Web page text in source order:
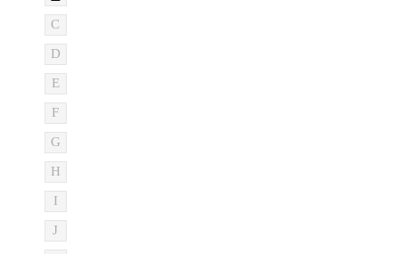
C
D
E
F
G
H
I
J